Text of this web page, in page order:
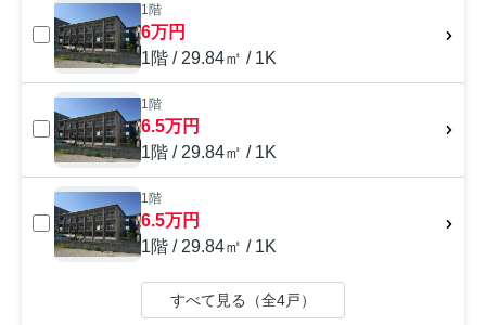
1階
6万円
1階 / 29.84㎡ / 1K
1階
6.5万円
1階 / 29.84㎡ / 1K
1階
6.5万円
1階 / 29.84㎡ / 1K
すべて見る（全4戸）